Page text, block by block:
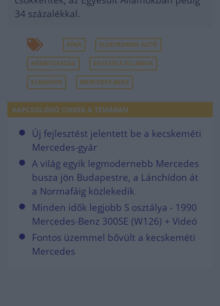
34 százalékkal.
KÍNA ELEKTROMOS AUTÓ
NÉMETORSZÁG EGYESÜLT ÁLLAMOK
ELADÁSOK MERCEDES-BENZ
KAPCSOLÓDÓ CIKKEK A TÉMÁBAN
Új fejlesztést jelentett be a kecskeméti
Mercedes-gyár
A világ egyik legmodernebb Mercedes
busza jön Budapestre, a Lánchídon át
a Normafáig közlekedik
Minden idők legjobb S osztálya - 1990
Mercedes-Benz 300SE (W126) + Videó
Fontos üzemmel bővült a kecskeméti
Mercedes